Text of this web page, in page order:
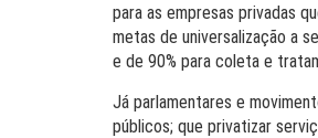
para as empresas privadas
metas de universalização a
e de 90% para coleta e
Já parlamentares e
públicos; que privatizar